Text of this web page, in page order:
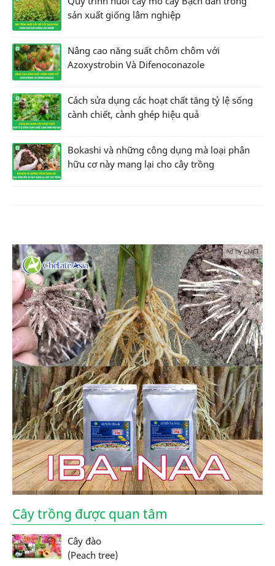
sản xuất giống lâm nghiệp
Nâng cao năng suất chôm chôm với
Azoxystrobin Và Difenoconazole
Cách sửa dụng các hoạt chất tăng tỷ lệ sống
cành chiết, cành ghép hiệu quả
Bokashi và những công dụng mà loại phân
hữu cơ này mang lại cho cây trồng
Ad by CNCT
Cây trồng được quan tâm
Cây đào
(Peach tree)